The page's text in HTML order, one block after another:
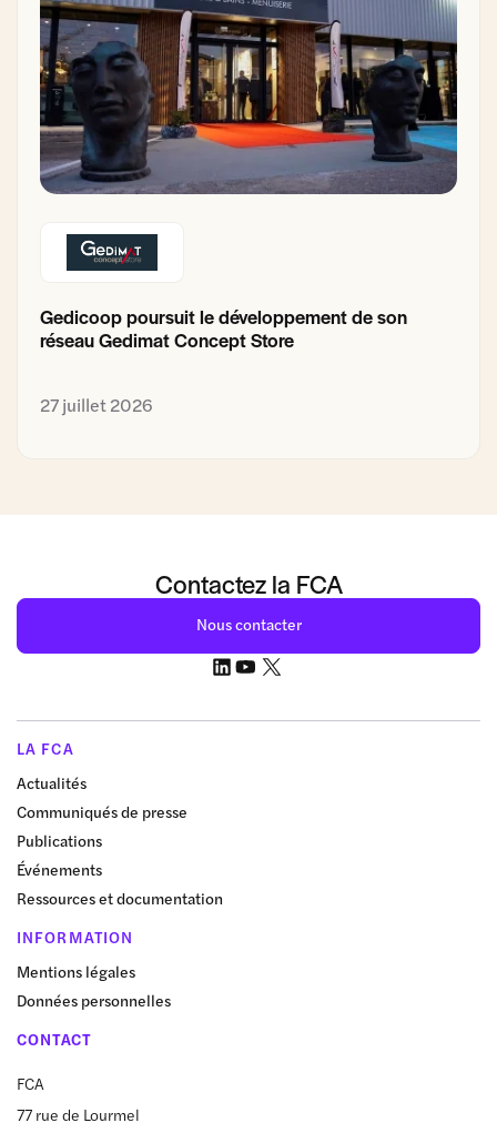
Gedicoop poursuit le développement de son
réseau Gedimat Concept Store
27 juillet 2026
Contactez la FCA
Nous contacter
LA FCA
Actualités
Communiqués de presse
Publications
Événements
Ressources et documentation
INFORMATION
Mentions légales
Données personnelles
CONTACT
FCA
77 rue de Lourmel